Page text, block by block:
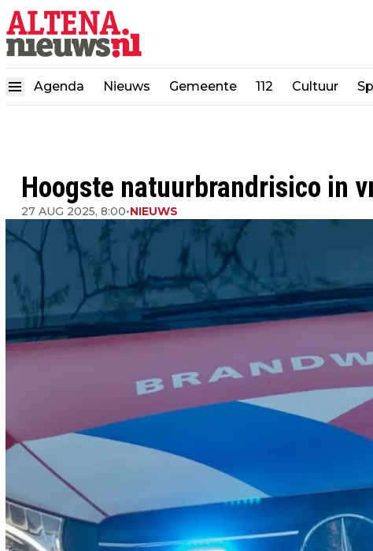
Agenda Nieuws Gemeente 112 Cultuur
Hoogste natuurbrandrisico in
27 AUG 2025, 8:00•NIEUWS